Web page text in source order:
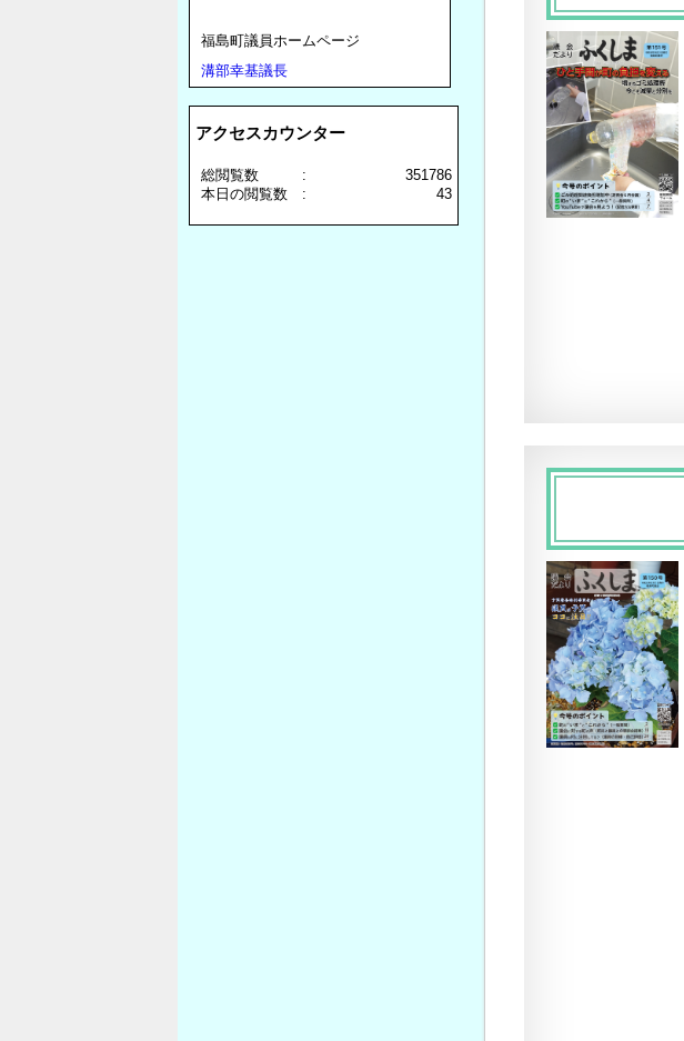
福島町議員ホームページ
溝部幸基議長
アクセスカウンター
351786
総閲覧数 :
43
本日の閲覧数 :